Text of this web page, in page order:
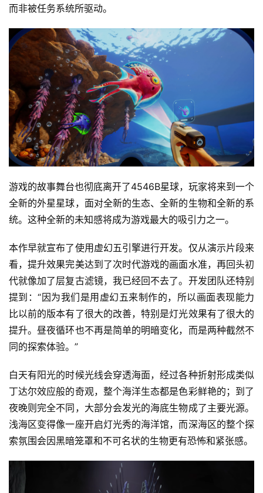
而非被任务系统所驱动。
游戏的故事舞台也彻底离开了4546B星球，玩家将来到一个
全新的外星星球，面对全新的生态、全新的生物和全新的系
统。这种全新的未知感将成为游戏最大的吸引力之一。
本作早就宣布了使用虚幻五引擎进行开发。仅从演示片段来
看，提升效果完美达到了次时代游戏的画面水准，再回头初
代就像加了层复古滤镜，我已经回不去了。开发团队还特别
提到：“因为我们是用虚幻五来制作的，所以画面表现能力
比以前的版本有了很大的改善，特别是灯光效果有了很大的
提升。昼夜循环也不再是简单的明暗变化，而是两种截然不
同的探索体验。”
白天有阳光的时候光线会穿透海面，经过各种折射形成类似
丁达尔效应般的奇观，整个海洋生态都是色彩鲜艳的；到了
夜晚则完全不同，大部分会发光的海底生物成了主要光源。
浅海区变得像一座开启灯光秀的海洋馆，而深海区的整个探
索氛围会因黑暗笼罩和不可名状的生物更有恐怖和紧张感。